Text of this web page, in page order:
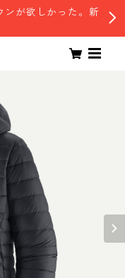
ンが欲しかった。新